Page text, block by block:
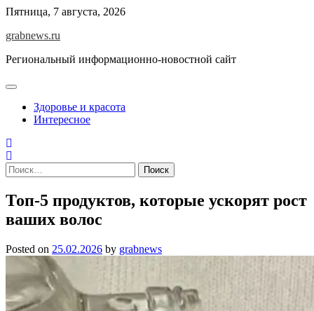
Skip
content
Пятница, 7 августа, 2026
grabnews.ru
Региональный информационно-новостной сайт
Здоровье и красота
Интересное
Найти:
Топ-5 продуктов, которые ускорят рост
ваших волос
Posted on 25.02.2026 by grabnews